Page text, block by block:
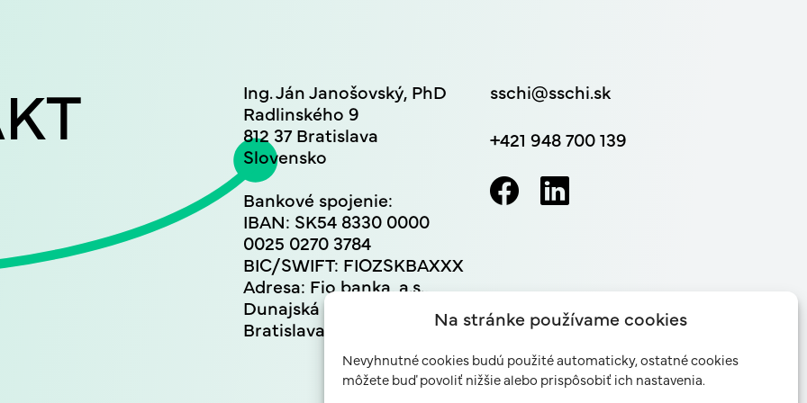
Na stránke používame cookies
Nevyhnutné cookies budú použité automaticky, ostatné cookies
môžete buď povoliť nižšie alebo prispôsobiť ich nastavenia.
Ing. Ján Janošovský, PhD
Radlinského 9
812 37 Bratislava
Slovensko
Bankové spojenie:
IBAN: SK54 8330 0000
0025 0270 3784
BIC/SWIFT: FIOZSKBAXXX
Adresa: Fio banka, a.s.,
Dunajská 1, 811 08
Bratislava
sschi@sschi.sk
+421 948 700 139